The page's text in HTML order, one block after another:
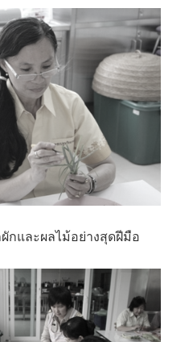
กและผลไม้อย่างสุดฝีมือ